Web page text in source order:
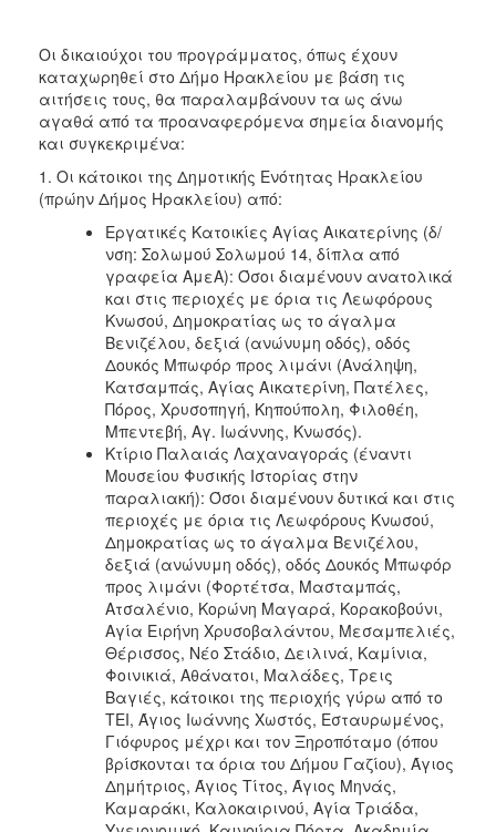
Οι δικαιούχοι του προγράμματος, όπως έχουν
καταχωρηθεί στο Δήμο Ηρακλείου με βάση τις
αιτήσεις τους, θα παραλαμβάνουν τα ως άνω
αγαθά από τα προαναφερόμενα σημεία διανομής
και συγκεκριμένα:
1. Οι κάτοικοι της Δημοτικής Ενότητας Ηρακλείου
(πρώην Δήμος Ηρακλείου) από:
Εργατικές Κατοικίες Αγίας Αικατερίνης (δ/
νση: Σολωμού Σολωμού 14, δίπλα από
γραφεία ΑμεΑ): Όσοι διαμένουν ανατολικά
και στις περιοχές με όρια τις Λεωφόρους
Κνωσού, Δημοκρατίας ως το άγαλμα
Βενιζέλου, δεξιά (ανώνυμη οδός), οδός
Δουκός Μπωφόρ προς λιμάνι (Ανάληψη,
Κατσαμπάς, Αγίας Αικατερίνη, Πατέλες,
Πόρος, Χρυσοπηγή, Κηπούπολη, Φιλοθέη,
Μπεντεβή, Αγ. Ιωάννης, Κνωσός).
Κτίριο Παλαιάς Λαχαναγοράς (έναντι
Μουσείου Φυσικής Ιστορίας στην
παραλιακή): Όσοι διαμένουν δυτικά και στις
περιοχές με όρια τις Λεωφόρους Κνωσού,
Δημοκρατίας ως το άγαλμα Βενιζέλου,
δεξιά (ανώνυμη οδός), οδός Δουκός Μπωφόρ
προς λιμάνι (Φορτέτσα, Μασταμπάς,
Ατσαλένιο, Κορώνη Μαγαρά, Κορακοβούνι,
Αγία Ειρήνη Χρυσοβαλάντου, Μεσαμπελιές,
Θέρισσος, Νέο Στάδιο, Δειλινά, Καμίνια,
Φοινικιά, Αθάνατοι, Μαλάδες, Τρεις
Βαγιές, κάτοικοι της περιοχής γύρω από το
ΤΕΙ, Άγιος Ιωάννης Χωστός, Εσταυρωμένος,
Γιόφυρος μέχρι και τον Ξηροπόταμο (όπου
βρίσκονται τα όρια του Δήμου Γαζίου), Άγιος
Δημήτριος, Άγιος Τίτος, Άγιος Μηνάς,
Καμαράκι, Καλοκαιρινού, Αγία Τριάδα,